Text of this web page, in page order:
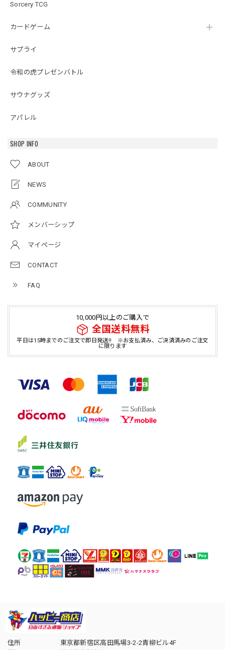
Sorcery TCG
カードゲーム
サプライ
令和の虎プレゼンバトル
サウナグッズ
アパレル
SHOP INFO
ABOUT
NEWS
COMMUNITY
メンバーシップ
マイページ
CONTACT
FAQ
10,000円以上のご購入で
全国送料無料
平日は15時までのご注文で即日発送!! ※お支払済み、ご決済済みのご注文
に限ります
住所
東京都新宿区高田馬場3-2-2青柳ビル4F